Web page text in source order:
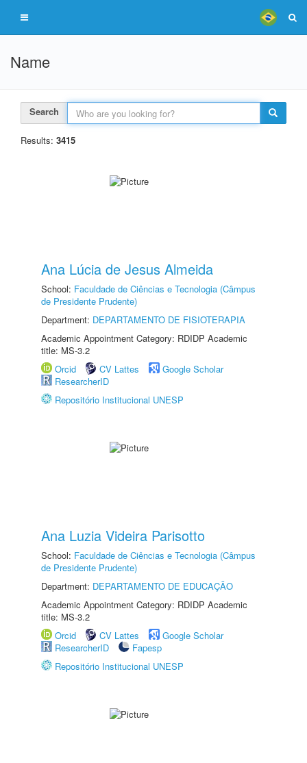
Name
Search
Results: 3415
Ana Lúcia de Jesus Almeida
School: Faculdade de Ciências e Tecnologia (Câmpus
de Presidente Prudente)
Department: DEPARTAMENTO DE FISIOTERAPIA
Academic Appointment Category: RDIDP Academic
title: MS-3.2
Orcid
CV Lattes
Google Scholar
ResearcherID
Repositório Institucional UNESP
Ana Luzia Videira Parisotto
School: Faculdade de Ciências e Tecnologia (Câmpus
de Presidente Prudente)
Department: DEPARTAMENTO DE EDUCAÇÃO
Academic Appointment Category: RDIDP Academic
title: MS-3.2
Orcid
CV Lattes
Google Scholar
ResearcherID
Fapesp
Repositório Institucional UNESP